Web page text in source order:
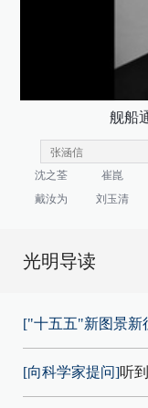
舰船
沈之荃 崔崑
戴汝为
刘玉清
光明导读
["十五五"新图景新
[向科学家提问]听